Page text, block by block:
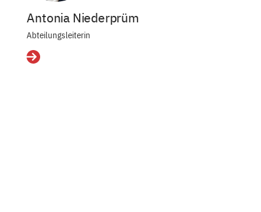
Antonia Niederprüm
Abteilungsleiterin
Details